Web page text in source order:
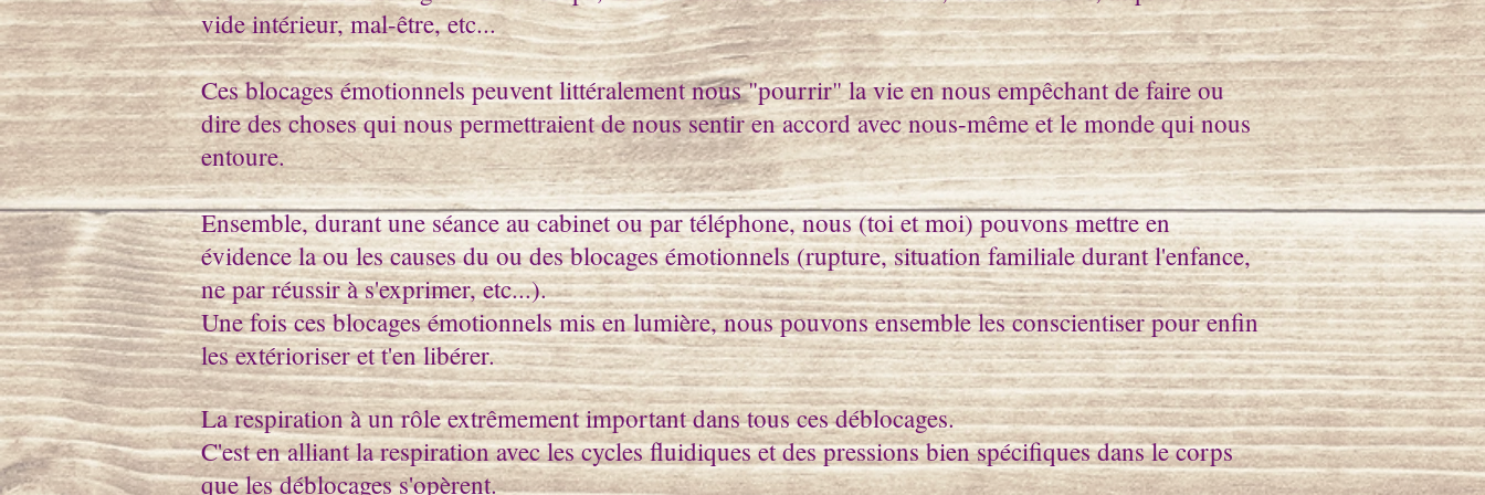
vide intérieur, mal-être, etc...
Ces blocages émotionnels peuvent littéralement nous "pourrir" la vie en nous empêchant de faire ou
dire des choses qui nous permettraient de nous sentir en accord avec nous-même et le monde qui nous
entoure.
Ensemble, durant une séance au cabinet ou par téléphone, nous (toi et moi) pouvons mettre en
évidence la ou les causes du ou des blocages émotionnels (rupture, situation familiale durant l'enfance,
ne par réussir à s'exprimer, etc...).
Une fois ces blocages émotionnels mis en lumière, nous pouvons ensemble les conscientiser pour enfin
les extérioriser et t'en libérer.
La respiration à un rôle extrêmement important dans tous ces déblocages.
C'est en alliant la respiration avec les cycles fluidiques et des pressions bien spécifiques dans le corps
que les déblocages s'opèrent.